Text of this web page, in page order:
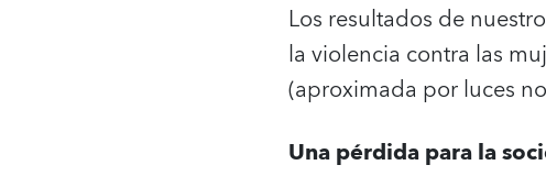
Los resultados de
la violencia contra las
(aproximada por luces
Una pérdida para la